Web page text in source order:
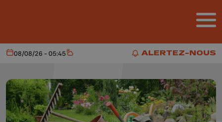
ALERTEZ-NOUS
ALERTEZ-NOUS
Aujourd'hui
08/08/26 - 05:45 Météo